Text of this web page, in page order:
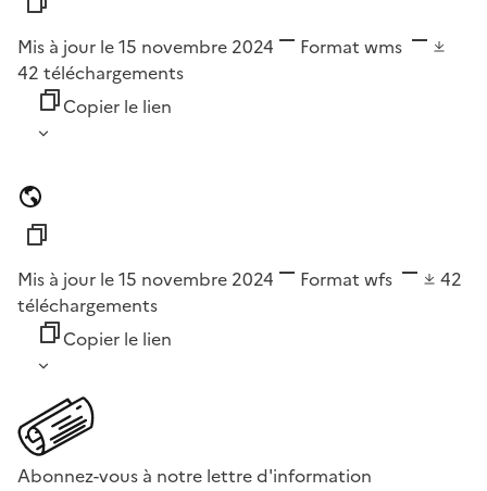
Mis à jour le 15 novembre 2024 Format wms
42 téléchargements
Copier le lien
Mis à jour le 15 novembre 2024 Format wfs
42
téléchargements
Copier le lien
Abonnez-vous à notre lettre d'information